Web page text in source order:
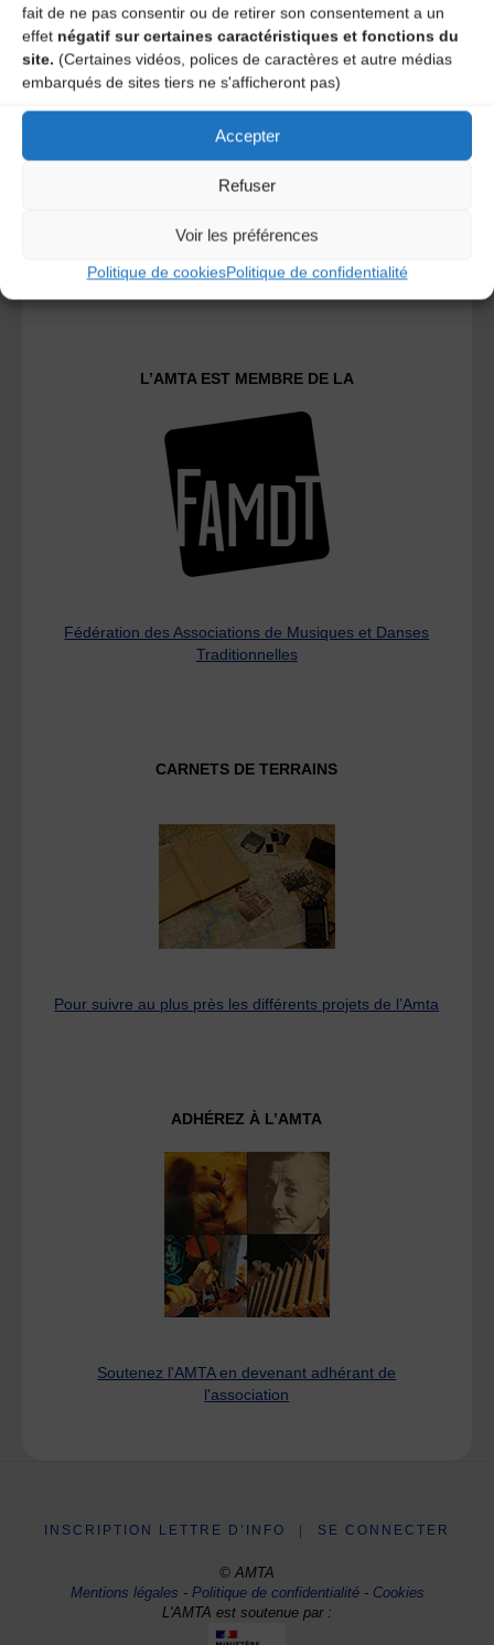
fait de ne pas consentir ou de retirer son consentement a un
effet négatif sur certaines caractéristiques et fonctions du
site. (Certaines vidéos, polices de caractères et autre médias
embarqués de sites tiers ne s'afficheront pas)
Accepter
Refuser
Voir les préférences
Politique de cookiesPolitique de confidentialité
A DECOUVRIR :
Le distributeur des musiques Trad'
L’AMTA EST MEMBRE DE LA
Fédération des Associations de Musiques et Danses
Traditionnelles
CARNETS DE TERRAINS
Pour suivre au plus près les différents projets de l’Amta
ADHÉREZ À L’AMTA
Soutenez l'AMTA en devenant adhérant de
l'association
INSCRIPTION LETTRE D’INFO SE CONNECTER
© AMTA
Mentions légales -Politique de confidentialité- Cookies
L'AMTA est soutenue par :